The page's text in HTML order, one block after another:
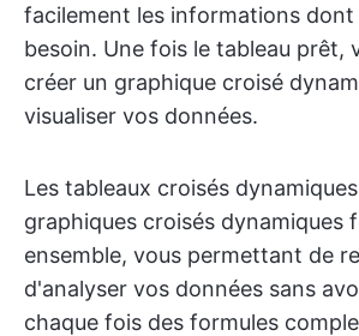
facilement les informations dont
besoin. Une fois le tableau prêt,
créer un graphique croisé
visualiser vos données.
Les tableaux croisés
graphiques croisés dynamiques
ensemble, vous permettant de
d'analyser vos données sans
chaque fois des formules